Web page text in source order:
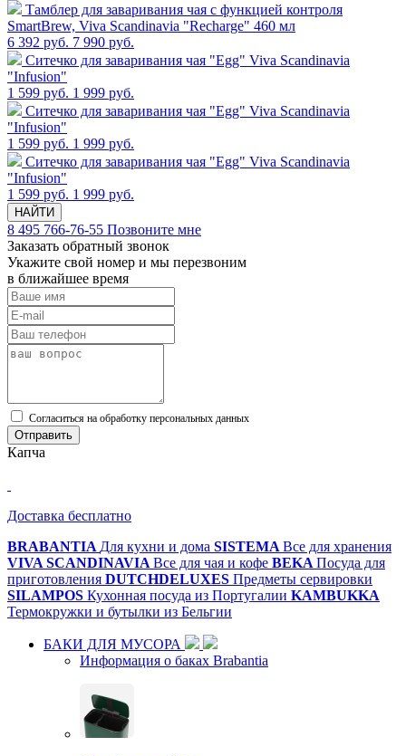
Тамблер для заваривания чая с функцией контроля
SmartBrew, Viva Scandinavia "Recharge" 460 мл
6 392 руб. 7 990 руб.
Cитечко для заваривания чая "Egg" Viva Scandinavia
"Infusion"
1 599 руб. 1 999 руб.
Cитечко для заваривания чая "Egg" Viva Scandinavia
"Infusion"
1 599 руб. 1 999 руб.
Cитечко для заваривания чая "Egg" Viva Scandinavia
"Infusion"
1 599 руб. 1 999 руб.
НАЙТИ
8 495 766-76-55 Позвоните мне
Заказать обратный звонок
Укажите свой номер и мы перезвоним
в ближайшее время
Cогласиться на обработку персональных данных
Отправить
Капча
Доставка бесплатно
BRABANTIA Для кухни и дома SISTEMA Все для хранения
VIVA SCANDINAVIA Все для чая и кофе BEKA Посуда для
приготовления DUTCHDELUXES Предметы сервировки
SILAMPOS Кухонная посуда из Португалии KAMBUKKA
Термокружки и бутылки из Бельгии
БАКИ ДЛЯ МУСОРА
Информация о баках Brabantia